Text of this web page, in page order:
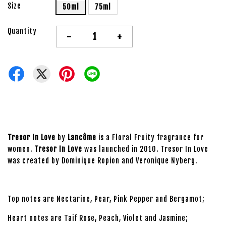
Size 50ml 75ml
Quantity - +
Tresor In Love by Lancôme is a Floral Fruity fragrance for
women. Tresor In Love was launched in 2010. Tresor In Love
was created by Dominique Ropion and Veronique Nyberg.
Top notes are Nectarine, Pear, Pink Pepper and Bergamot;
Heart notes are Taif Rose, Peach, Violet and Jasmine;